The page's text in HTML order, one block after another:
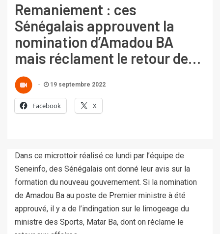
Remaniement : ces
Sénégalais approuvent la
nomination d’Amadou BA
mais réclament le retour de…
19 septembre 2022
Facebook X
Dans ce microttoir réalisé ce lundi par l’équipe de
Seneinfo, des Sénégalais ont donné leur avis sur la
formation du nouveau gouvernement. Si la nomination
de Amadou Ba au poste de Premier ministre à été
approuvé, il y a de l’indingation sur le limogeage du
ministre des Sports, Matar Ba, dont on réclame le